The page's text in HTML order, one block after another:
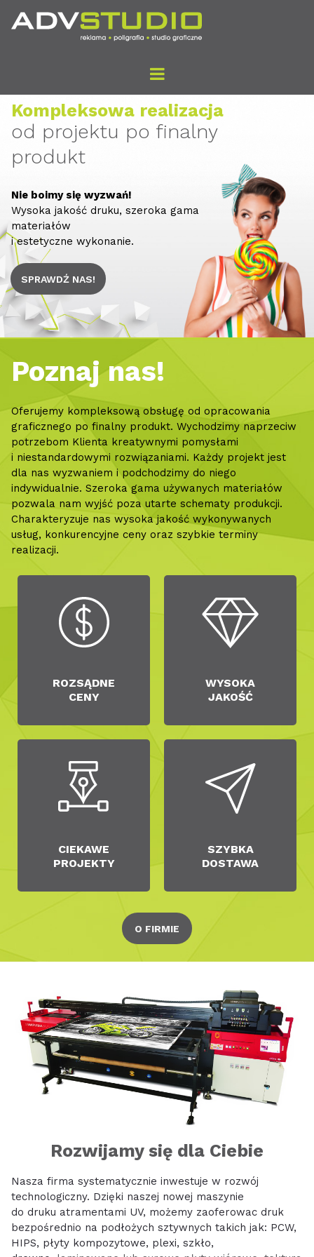
Kompleksowa realizacja
od projektu po finalny
produkt
Nie boimy się wyzwań!
Wysoka jakość druku, szeroka gama
materiałów
i estetyczne wykonanie.
SPRAWDŹ NAS!
Poznaj nas!
Oferujemy kompleksową obsługę od opracowania
graficznego po finalny produkt. Wychodzimy naprzeciw
potrzebom Klienta kreatywnymi pomysłami
i niestandardowymi rozwiązaniami. Każdy projekt jest
dla nas wyzwaniem i podchodzimy do niego
indywidualnie. Szeroka gama używanych materiałów
pozwala nam wyjść poza utarte schematy produkcji.
Charakteryzuje nas wysoka jakość wykonywanych
usług, konkurencyjne ceny oraz szybkie terminy
realizacji.
ROZSĄDNE
CENY
CIEKAWE
PROJEKTY
WYSOKA
JAKOŚĆ
SZYBKA
DOSTAWA
O FIRMIE
Rozwijamy się dla Ciebie
Nasza firma systematycznie inwestuje w rozwój
technologiczny. Dzięki naszej nowej maszynie
do druku atramentami UV, możemy zaoferowac druk
bezpośrednio na podłożych sztywnych takich jak: PCW,
HIPS, płyty kompozytowe, plexi, szkło,